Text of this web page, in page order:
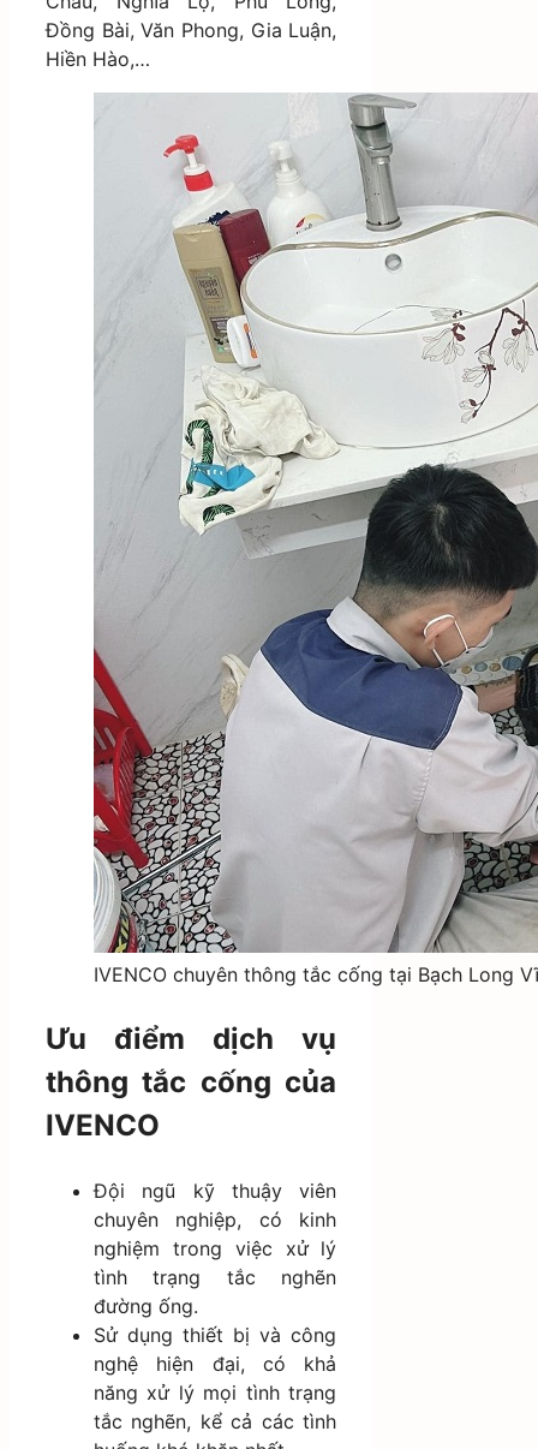
Đồng Bài, Văn Phong, Gia Luận,
Hiền Hào,…
IVENCO chuyên thông tắc cống tại Bạch Long
Ưu điểm dịch vụ
thông tắc cống của
IVENCO
Đội ngũ kỹ thuậy viên
chuyên nghiệp, có kinh
nghiệm trong việc xử lý
tình trạng tắc nghẽn
đường ống.
Sử dụng thiết bị và công
nghệ hiện đại, có khả
năng xử lý mọi tình trạng
tắc nghẽn, kể cả các tình